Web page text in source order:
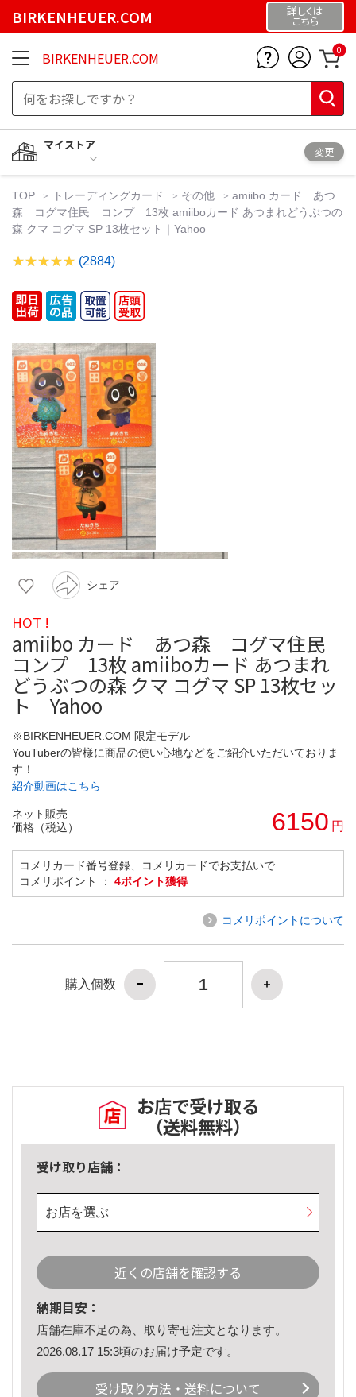
BIRKENHEUER.COM 詳しくは
こちら
BIRKENHEUER.COM 0
マイストア
変更
TOP トレーディングカード その他
amiibo カード あつ
森 コグマ住民 コンプ 13枚 amiiboカード あつまれどうぶつの
森 クマ コグマ SP 13枚セット｜Yahoo
(2884)
シェア
HOT !
amiibo カード あつ森 コグマ住民
コンプ 13枚 amiiboカード あつまれ
どうぶつの森 クマ コグマ SP 13枚セッ
ト｜Yahoo
※BIRKENHEUER.COM 限定モデル
YouTuberの皆様に商品の使い心地などをご紹介いただいておりま
す！
紹介動画はこちら
ネット販売
価格（税込）
6150 円
コメリカード番号登録、コメリカードでお支払いで
コメリポイント ： 4ポイント獲得
コメリポイントについて
購入個数
お店で受け取る
（送料無料）
受け取り店舗：
お店を選ぶ
近くの店舗を確認する
納期目安：
店舗在庫不足の為、取り寄せ注文となります。
2026.08.17 15:3頃のお届け予定です。
受け取り方法・送料について